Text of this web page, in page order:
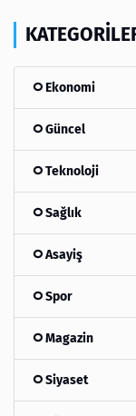
Ekonomi
Güncel
Teknoloji
Sağlık
Asayiş
Spor
Magazin
Siyaset